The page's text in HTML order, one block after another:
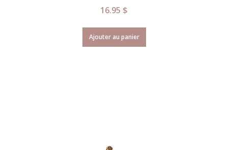
16.95 $
Ajouter au panier